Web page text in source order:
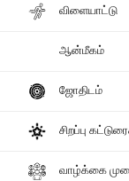
விளையாட்டு
ஆன்மீகம்
ஜோதிடம்
சிறப்பு
வாழ்க்கை